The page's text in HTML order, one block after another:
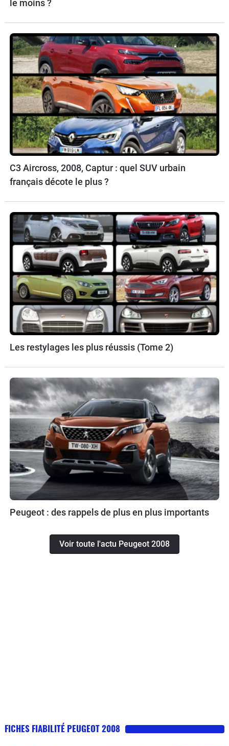
le moins ?
C3 Aircross, 2008, Captur : quel SUV urbain
français décote le plus ?
Les restylages les plus réussis (Tome 2)
Peugeot : des rappels de plus en plus importants
Voir toute l'actu Peugeot 2008
FICHES FIABILITÉ PEUGEOT 2008